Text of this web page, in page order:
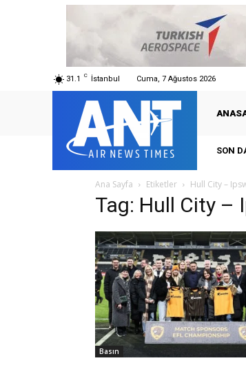
31.1 C İstanbul Cuma, 7 Ağustos 2026
SON
Ana Sayfa Etiketler Hull City –
Tag: Hull City –
Basın